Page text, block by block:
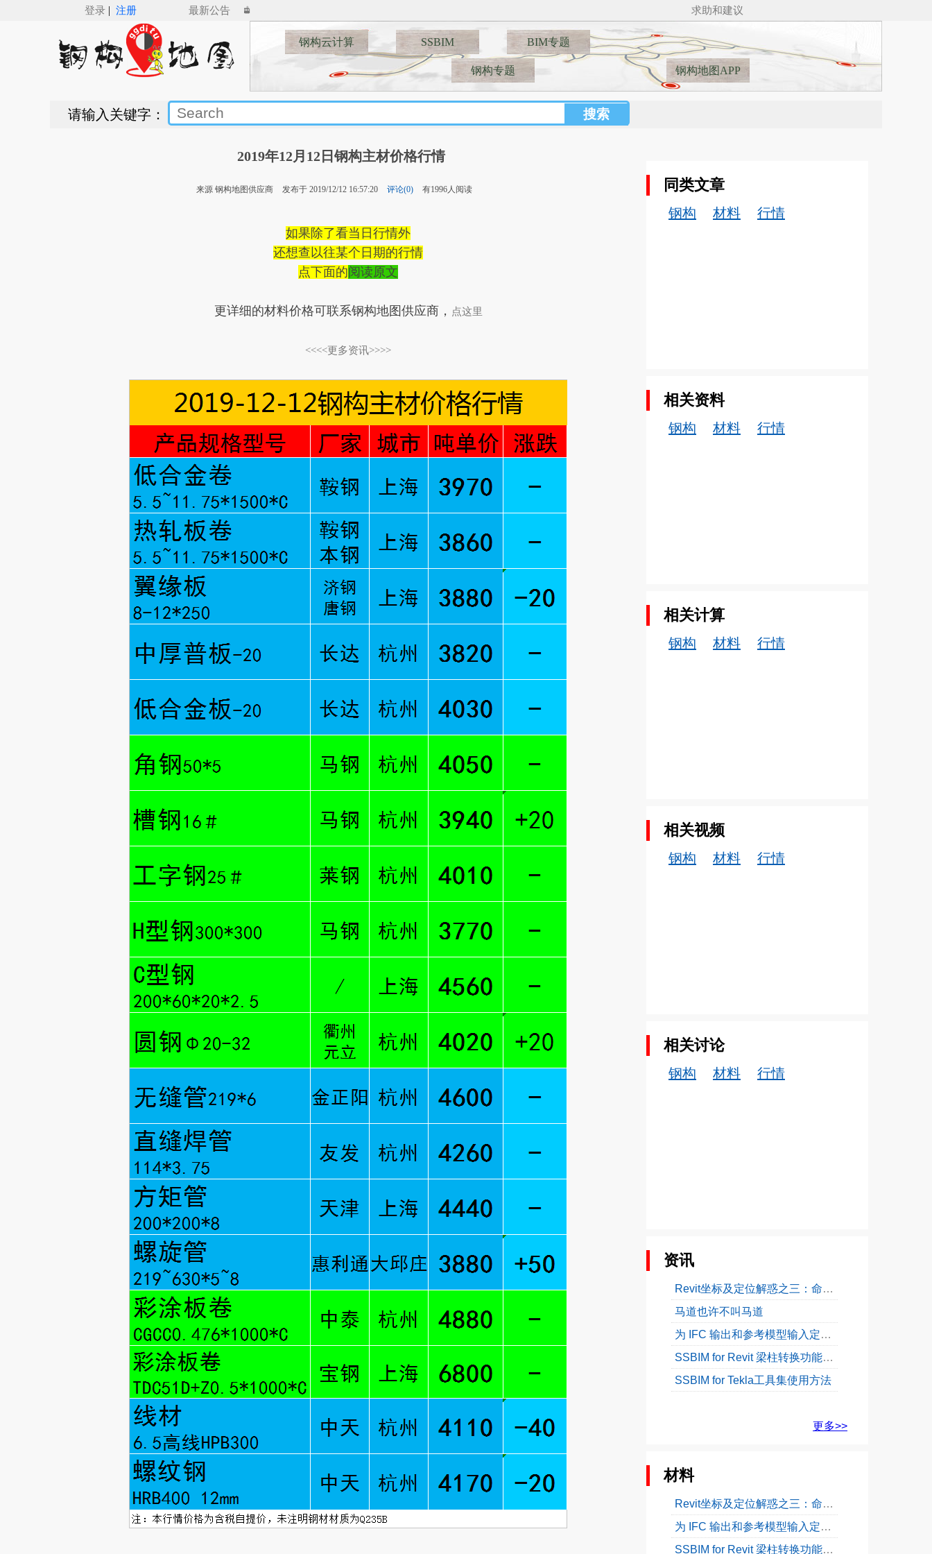
登录 | 注册 最新公告 🚅🚋🚋🚋🚋___SSBIM for Revit（v5.0）来了，Revit钢结构建模新纪元___🚋🚋🚋🚋
求助和建议
钢构云计算 SSBIM BIM专题
钢构专题 钢构地图APP
请输入关键字：
2019年12月12日钢构主材价格行情
来源 钢构地图供应商 发布于 2019/12/12 16:57:20 评论(0) 有1996人阅读
如果除了看当日行情外
还想查以往某个日期的行情
点下面的阅读原文
更详细的材料价格可联系钢构地图供应商， 点这里
<<<<更多资讯>>>>
同类文章
钢构 材料 行情
相关资料
钢构 材料 行情
相关计算
钢构 材料 行情
相关视频
钢构 材料 行情
相关讨论
钢构 材料 行情
资讯
Revit坐标及定位解惑之三：命名位置
马道也许不叫马道
为 IFC 输出和参考模型输入定义工程基点
SSBIM for Revit 梁柱转换功能使用教程
SSBIM for Tekla工具集使用方法
更多>>
材料
Revit坐标及定位解惑之三：命名位置
为 IFC 输出和参考模型输入定义工程基点
SSBIM for Revit 梁柱转换功能使用教程